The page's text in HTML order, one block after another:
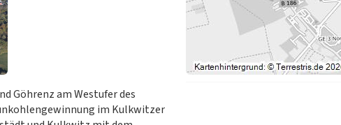
Göhrenz am Westufer des
im Kulkwitzer